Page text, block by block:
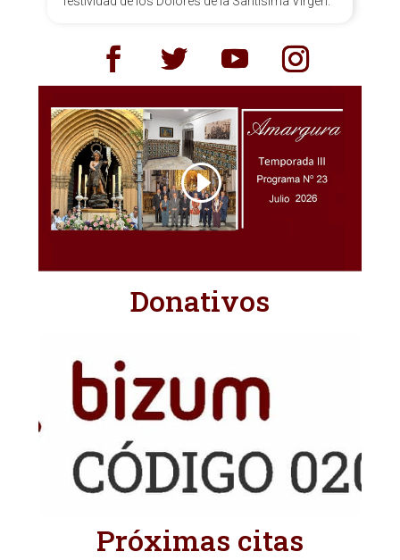
Donativos
Próximas citas